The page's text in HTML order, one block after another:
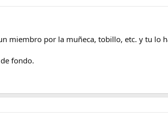
miembro por la muñeca, tobillo, etc. y tu lo
fondo.